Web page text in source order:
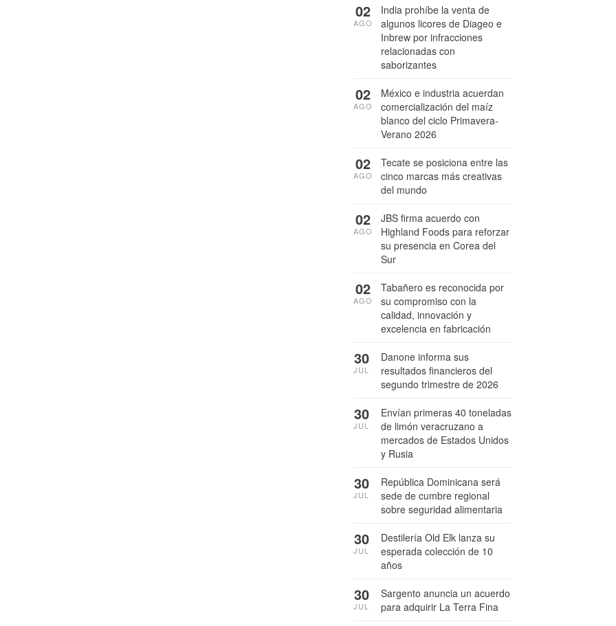
India prohíbe la venta de
algunos licores de Diageo e
Inbrew por infracciones
relacionadas con
saborizantes
02
AGO
México e industria acuerdan
comercialización del maíz
blanco del ciclo Primavera-
Verano 2026
02
AGO
Tecate se posiciona entre las
cinco marcas más creativas
del mundo
02
AGO
JBS firma acuerdo con
Highland Foods para reforzar
su presencia en Corea del
Sur
02
AGO
Tabañero es reconocida por
su compromiso con la
calidad, innovación y
excelencia en fabricación
02
AGO
Danone informa sus
resultados financieros del
segundo trimestre de 2026
30
JUL
Envían primeras 40 toneladas
de limón veracruzano a
mercados de Estados Unidos
y Rusia
30
JUL
República Dominicana será
sede de cumbre regional
sobre seguridad alimentaria
30
JUL
Destilería Old Elk lanza su
esperada colección de 10
años
30
JUL
Sargento anuncia un acuerdo
para adquirir La Terra Fina
30
JUL